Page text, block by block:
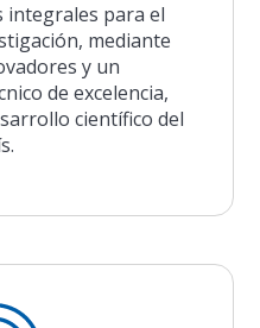
integrales para el
mediante
y un
de excelencia,
científico del